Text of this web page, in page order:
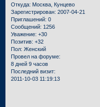
Откуда: Москва, Кунцево
Зарегистрирован: 2007-04-21
Приглашений: 0
Сообщений: 1256
Уважение: +30
Позитив: +32
Пол: Женский
Провел на форуме:
8 дней 9 часов
Последний визит:
2011-10-03 11:19:13